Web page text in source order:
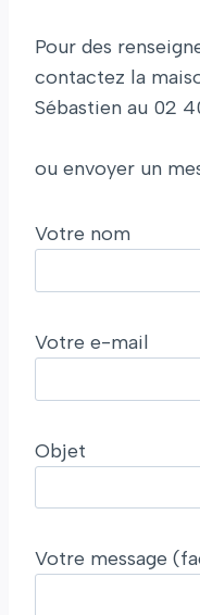
Pour des
contactez la
Sébastien au 02
ou envoyer un
Votre nom
Votre e-mail
Objet
Votre message